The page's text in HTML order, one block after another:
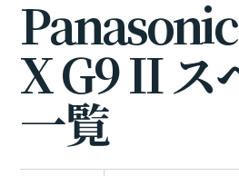
Panasonic
XG9IIス
一覧